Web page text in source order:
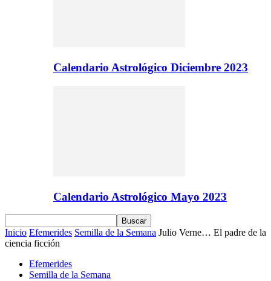
Calendario Astrológico Diciembre 2023
Calendario Astrológico Mayo 2023
Inicio Efemerides Semilla de la Semana Julio Verne… El padre de la
ciencia ficción
Efemerides
Semilla de la Semana